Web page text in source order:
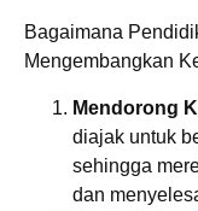
Bagaimana
Mengembangkan
Mendorong
diajak untuk
sehingga
dan